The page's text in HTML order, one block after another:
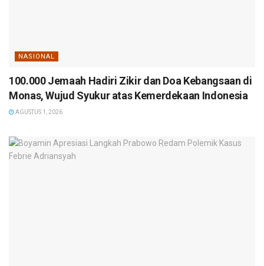
NASIONAL
100.000 Jemaah Hadiri Zikir dan Doa Kebangsaan di
Monas, Wujud Syukur atas Kemerdekaan Indonesia
AGUSTUS 1, 2026